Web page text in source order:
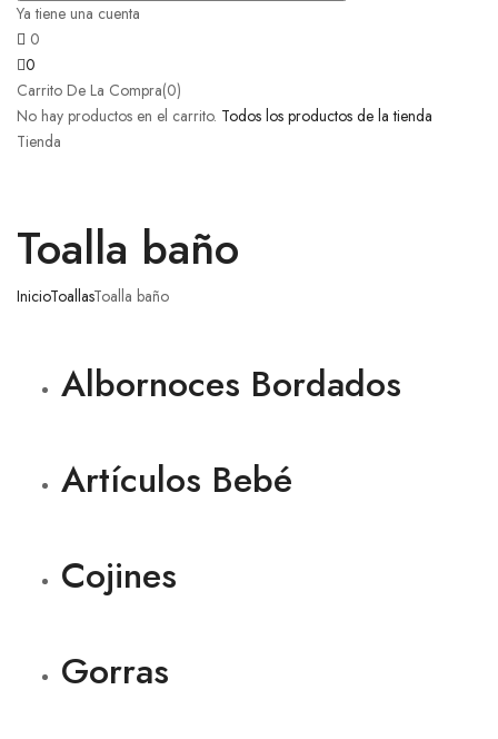
Ya tiene una cuenta
0
0
Carrito De La Compra(0)
No hay productos en el carrito. Todos los productos de la tienda
Tienda
Toalla baño
InicioToallasToalla baño
Albornoces Bordados
Artículos Bebé
Cojines
Gorras